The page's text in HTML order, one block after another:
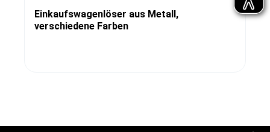
Einkaufswagenlöser aus Metall,
verschiedene Farben